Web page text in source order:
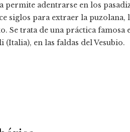
adentrarse en los
siglos para extraer la puzolana,
Se trata de una práctica famosa
en las faldas del Vesubio.